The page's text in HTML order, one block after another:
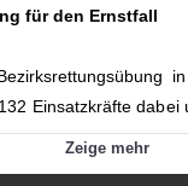
für den Ernstfall
Einsatzkräfte dabei
-
Zeige mehr